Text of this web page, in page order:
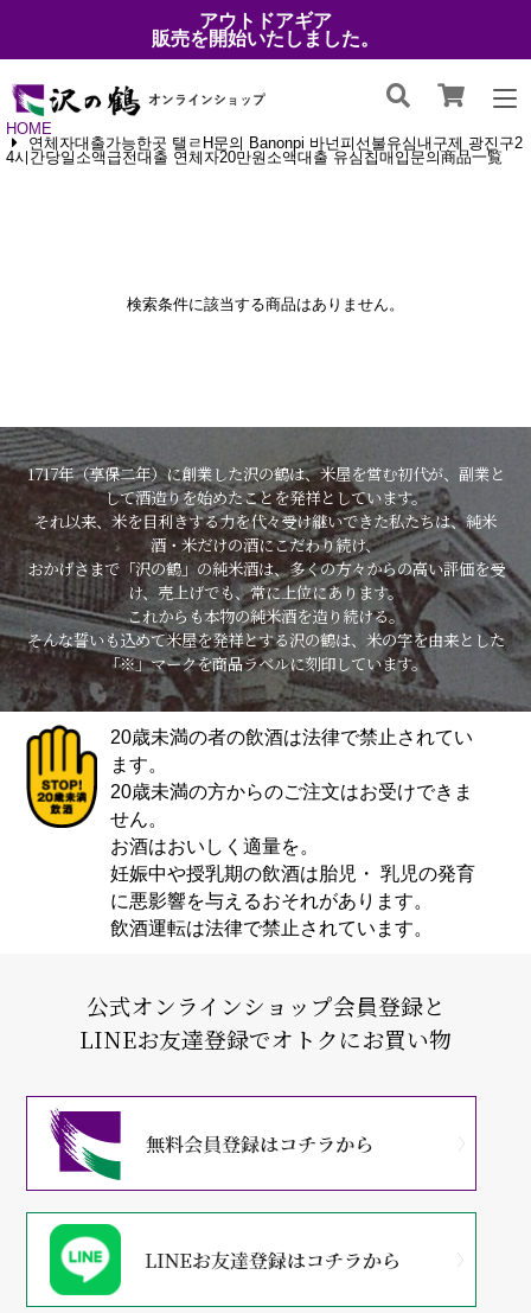
アウトドアギア
販売を開始いたしました。
HOME
연체자대출가능한곳 탤ㄹH문의 Banonpi 바넌피선불유심내구제 광진구2
4시간당일소액급전대출 연체자20만원소액대출 유심칩매입문의商品一覧
検索条件に該当する商品はありません。
1717年（享保二年）に創業した沢の鶴は、米屋を営む初代が、副業と
して酒造りを始めたことを発祥としています。
それ以来、米を目利きする力を代々受け継いできた私たちは、純米
酒・米だけの酒にこだわり続け、
おかげさまで「沢の鶴」の純米酒は、多くの方々からの高い評価を受
け、売上げでも、常に上位にあります。
これからも本物の純米酒を造り続ける。
そんな誓いも込めて米屋を発祥とする沢の鶴は、米の字を由来とした
「※」マークを商品ラベルに刻印しています。
20歳未満の者の飲酒は法律で禁止されてい
ます。
20歳未満の方からのご注文はお受けできま
せん。
お酒はおいしく適量を。
妊娠中や授乳期の飲酒は胎児・ 乳児の発育
に悪影響を与えるおそれがあります。
飲酒運転は法律で禁止されています。
公式オンラインショップ会員登録と
LINEお友達登録でオトクにお買い物